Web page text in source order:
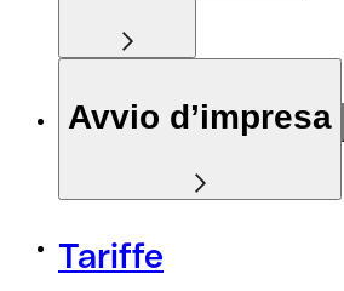
Avvio d’impresa
Tariffe